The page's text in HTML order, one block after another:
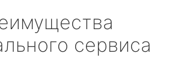
сервиса